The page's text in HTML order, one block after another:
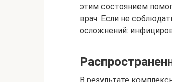
этим состоянием
врач. Если не
осложнений: